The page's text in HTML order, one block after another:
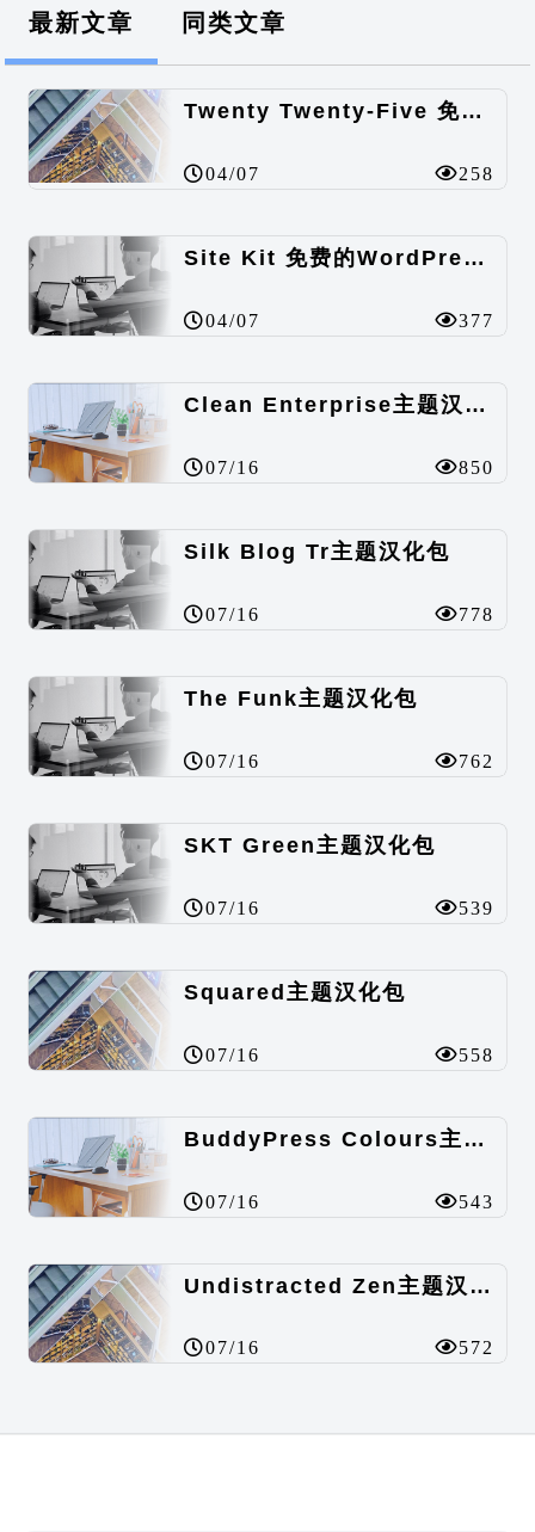
最新文章 同类文章
Twenty Twenty-Five 免费的WordPress内容主题
04/07 258
Site Kit 免费的WordPress数据统计插件
04/07 377
Clean Enterprise主题汉化包
07/16 850
Silk Blog Tr主题汉化包
07/16 778
The Funk主题汉化包
07/16 762
SKT Green主题汉化包
07/16 539
Squared主题汉化包
07/16 558
BuddyPress Colours主题汉化包
07/16 543
Undistracted Zen主题汉化包
07/16 572